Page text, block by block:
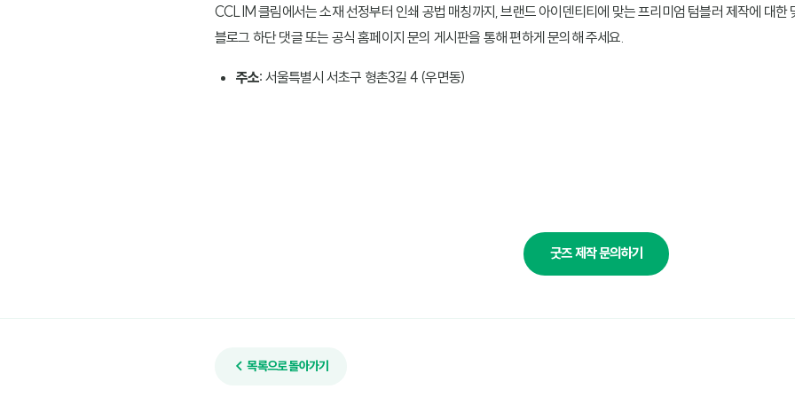
CCLIM 클림에서는 소재 선정부터 인쇄 공법 매칭까지, 브랜드 아이덴티티에 맞는 프리미엄 텀블러 제작에 대한
블로그 하단 댓글 또는 공식 홈페이지 문의 게시판을 통해 편하게 문의해 주세요.
주소: 서울특별시 서초구 형촌3길 4 (우면동)
굿즈 제작 문의하기
← 목록으로 돌아가기